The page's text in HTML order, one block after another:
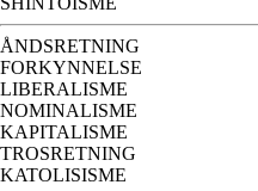
ÅNDSRETNING
FORKYNNELSE
LIBERALISME
NOMINALISME
KAPITALISME
TROSRETNING
KATOLISISME